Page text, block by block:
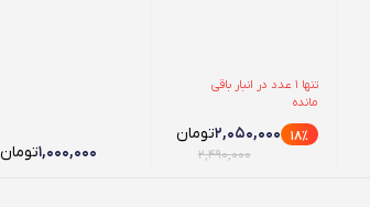
تنها 1 عدد در انبار باقی
مانده
18٪ ۲,۰۵۰,۰۰۰تومان
۲,۴۹۰,۰۰۰ ۱,۰۰۰,۰۰۰تومان